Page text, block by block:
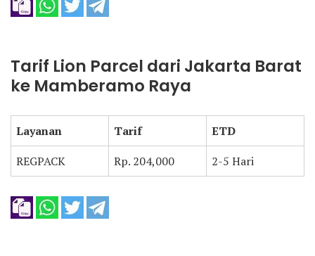
Tarif Lion Parcel dari Jakarta Barat
ke Mamberamo Raya
Layanan Tarif
ETD
REGPACK
Rp. 204,000 2-5 Hari